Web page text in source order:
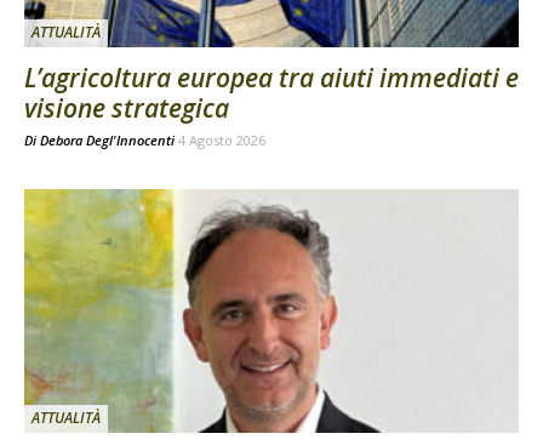
ATTUALITÀ
L’agricoltura europea tra aiuti immediati e
visione strategica
Di Debora Degl'Innocenti 4 Agosto 2026
ATTUALITÀ